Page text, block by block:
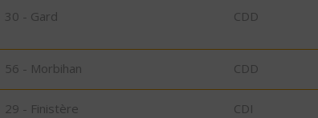
30 - Gard CDD
56 - Morbihan CDD
29 - Finistère CDI